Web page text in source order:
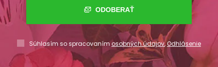
ODOBERAŤ
Súhlasím so spracovaním osobných údajov,Odhlásenie